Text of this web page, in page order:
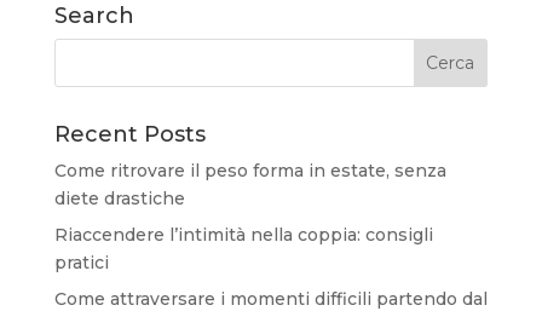
Search
Recent Posts
Come ritrovare il peso forma in estate, senza
diete drastiche
Riaccendere l’intimità nella coppia: consigli
pratici
Come attraversare i momenti difficili partendo dal